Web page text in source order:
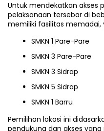
Untuk mendekatkan akses
pelaksanaan tersebar di
memiliki fasilitas memadai,
SMKN 1 Pare-Pare
SMKN 3 Pare-Pare
SMKN 3 Sidrap
SMKN 5 Sidrap
SMKN 1 Barru
Pemilihan lokasi ini
pendukung dan akses